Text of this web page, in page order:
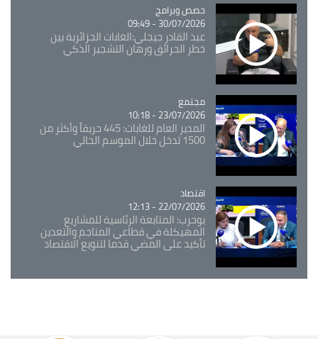
Catégorie
حصص وبرامج
30/07/2026 - 09:49
عبد القادر جيجلي:الغابات الجزائرية بين
خطر الحرائق ورهان التشجير الذكي
Catégorie
مجتمع
23/07/2026 - 10:18
المدير العام للغابات: 445 حريقاً وأكثر من
1500 تدخل خلال الموسم الحالي
Catégorie
اقتصاد
22/07/2026 - 12:13
بوحرب: المتابعة الرئاسية للمشاريع
المهيكلة في قطاعي المناجم والتعدين
تأكيد على المضي قدما لتنويع الاقتصاد